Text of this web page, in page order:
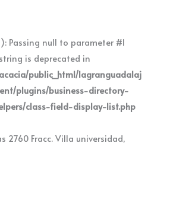
Passing null to parameter #1
is deprecated in
public_html/lagranguadalaj
plugins/business-directory-
class-field-display-list.php
2760 Fracc. Villa universidad,